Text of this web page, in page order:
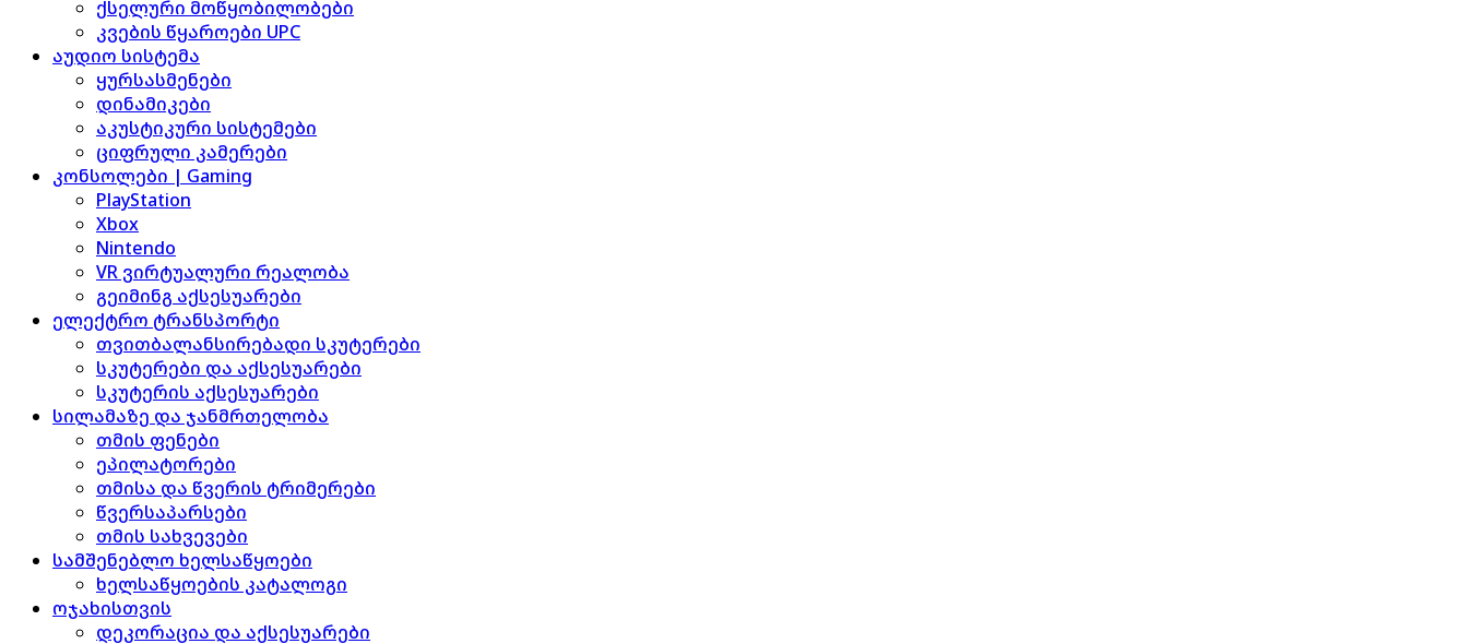
ქსელური მოწყობილობები
კვების წყაროები UPC
აუდიო სისტემა
ყურსასმენები
დინამიკები
აკუსტიკური სისტემები
ციფრული კამერები
კონსოლები | Gaming
PlayStation
Xbox
Nintendo
VR ვირტუალური რეალობა
გეიმინგ აქსესუარები
ელექტრო ტრანსპორტი
თვითბალანსირებადი სკუტერები
სკუტერები და აქსესუარები
სკუტერის აქსესუარები
სილამაზე და ჯანმრთელობა
თმის ფენები
ეპილატორები
თმისა და წვერის ტრიმერები
წვერსაპარსები
თმის სახვევები
სამშენებლო ხელსაწყოები
ხელსაწყოების კატალოგი
ოჯახისთვის
დეკორაცია და აქსესუარები